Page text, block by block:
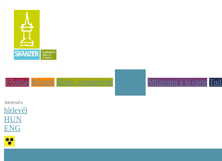
Főoldal Rólunk Hírek, események
Múzeumi à la carte
hírlevél
HUN
ENG